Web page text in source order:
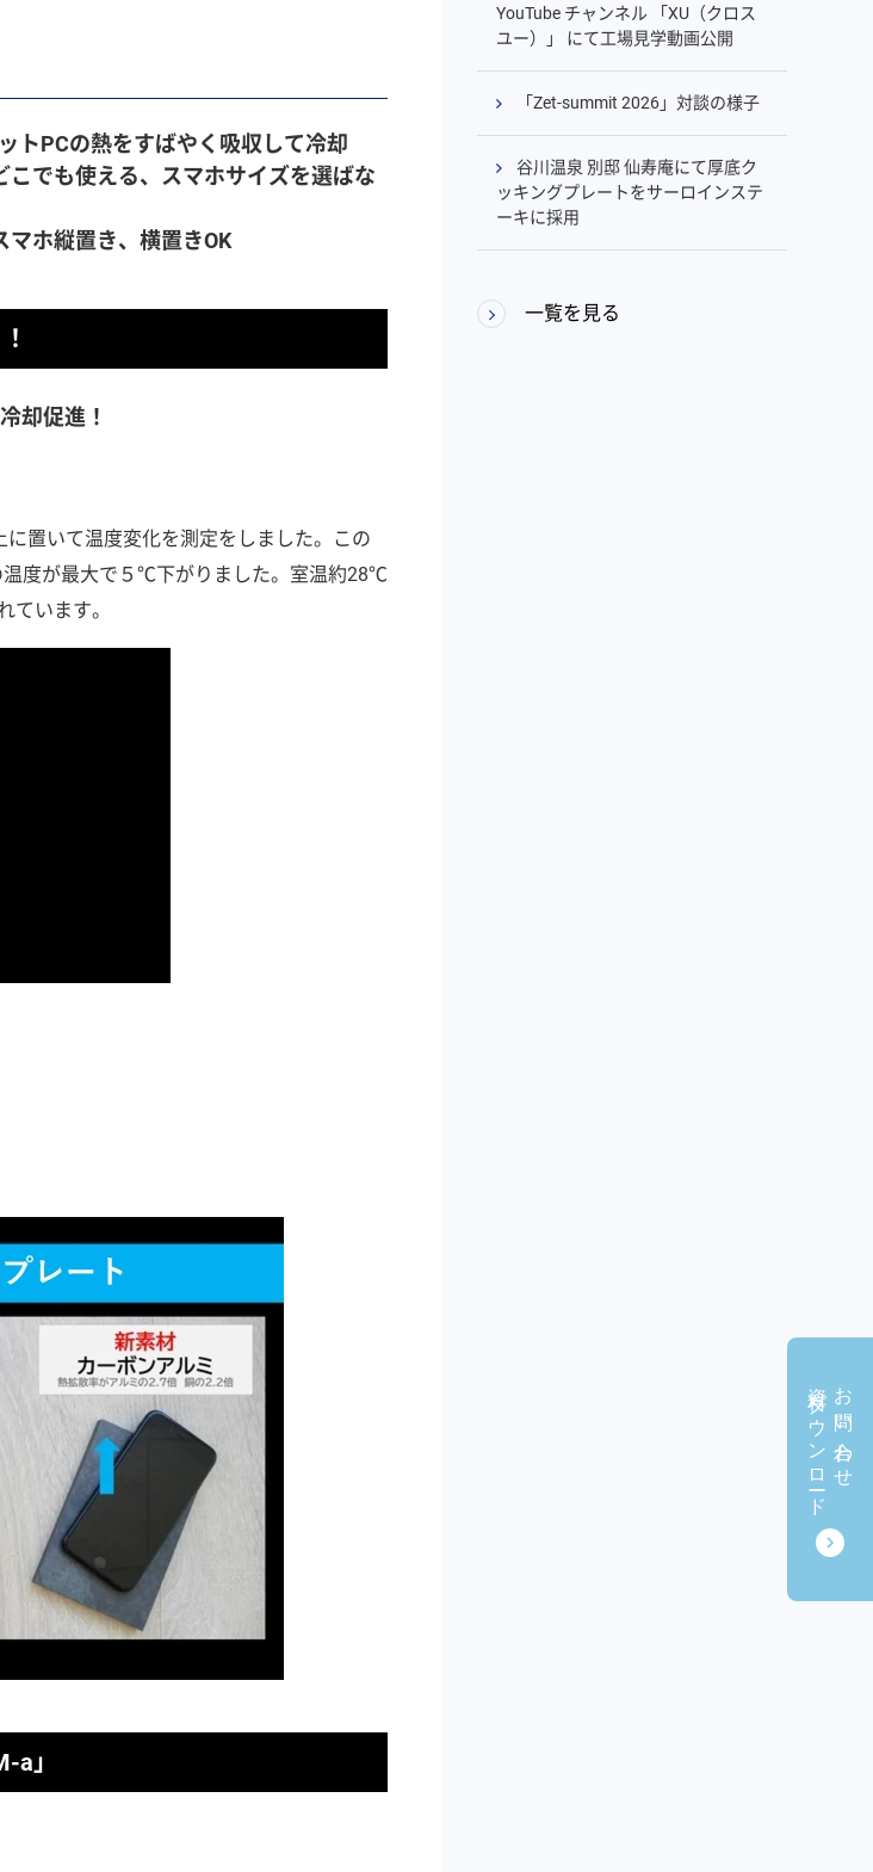
お問い合わせ
資料ダウンロード
トPCの熱をすばやく吸収して冷却
でも使える、スマホサイズを選ばな
ホ縦置き、横置きOK
却促進！
置いて温度変化を測定をしました。この
温度が最大で５℃下がりました。室温約28℃
います。
a」
YouTube チャンネル 「XU（クロス
ユー）」 にて工場見学動画公開
「Zet-summit 2026」対談の様子
谷川温泉 別邸 仙寿庵にて厚底ク
ッキングプレートをサーロインステ
ーキに採用
一覧を見る